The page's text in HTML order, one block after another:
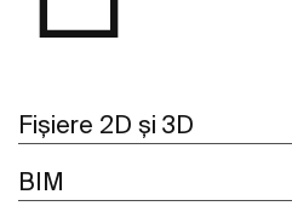
Fișiere 2D și 3D
BIM